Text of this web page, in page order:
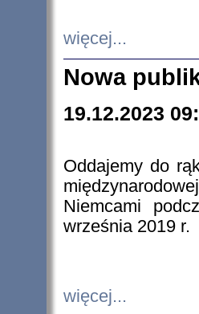
więcej...
Nowa
19.12.2023
Oddajemy do
Niemcami
września 2019 r.
więcej...